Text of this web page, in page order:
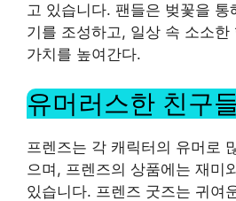
고 있습니다. 팬들은 벚꽃을 통
기를 조성하고, 일상 속 소소
가치를 높여간다.
유머러스한 친구
프렌즈는 각 캐릭터의 유머로
으며, 프렌즈의 상품에는 재미
있습니다. 프렌즈 굿즈는 귀여